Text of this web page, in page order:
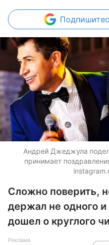
Андрей Джеджула
принимает
Сложно поверить,
держал не одного
дошел о круглого
Реклама